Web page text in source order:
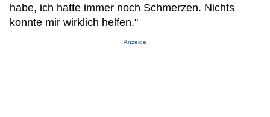
habe, ich hatte immer noch Schmerzen. Nichts
konnte mir wirklich helfen."
Anzeige